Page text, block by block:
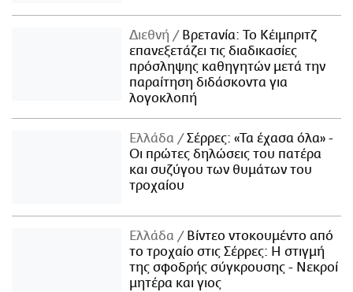
Διεθνή
Βρετανία: Το Κέιμπριτζ
επανεξετάζει τις διαδικασίες
πρόσληψης καθηγητών μετά την
παραίτηση διδάσκοντα για
λογοκλοπή
Ελλάδα
Σέρρες: «Τα έχασα όλα» -
Οι πρώτες δηλώσεις του πατέρα
και συζύγου των θυμάτων του
τροχαίου
Ελλάδα
Βίντεο ντοκουμέντο από
το τροχαίο στις Σέρρες: Η στιγμή
της σφοδρής σύγκρουσης - Νεκροί
μητέρα και γιος